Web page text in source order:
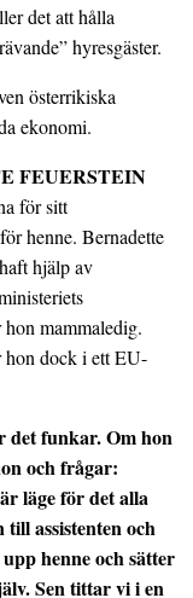
det att hålla
hyresgäster.
österrikiska
ekonomi.
FEUERSTEIN
för sitt
henne. Bernadette
hjälp av
mammaledig.
hon dock i ett EU-
det funkar. Om hon
och frågar:
läge för det alla
assistenten och
henne och sätter
Sen tittar vi i en